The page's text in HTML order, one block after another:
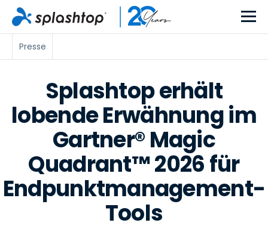
Presse
Splashtop erhält
lobende Erwähnung im
Gartner® Magic
Quadrant™ 2026 für
Endpunktmanagement-
Tools